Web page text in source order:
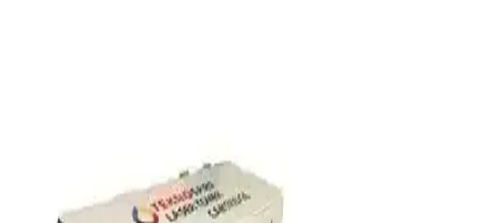
seçimleri, kullanım ipuçları ve bakım önerileriyle baskı kalitenizi
koruyun ve maliyetlerinizi optimize edin.